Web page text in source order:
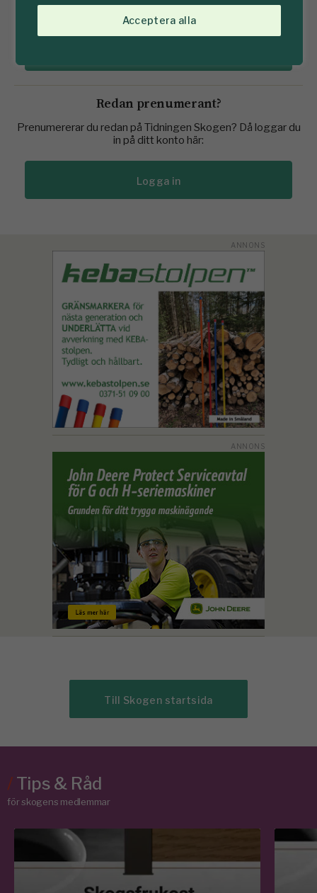
Acceptera alla
Redan prenumerant?
Prenumererar du redan på Tidningen Skogen? Då loggar du
in på ditt konto här:
Logga in
Till Skogen startsida
/Tips & Råd
för skogens medlemmar